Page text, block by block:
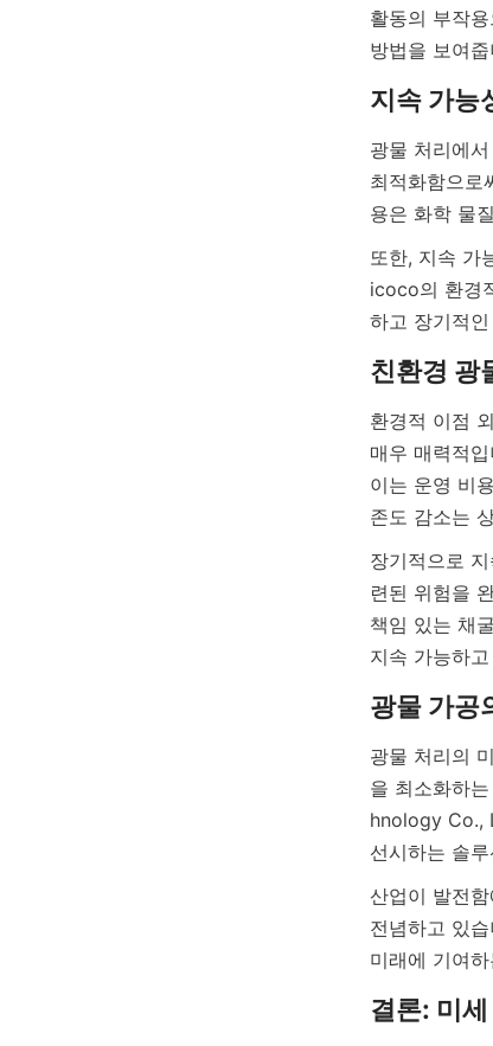
활동의 부작
방법을 보여줍
광물 처리에
최적화함으로
또한, 지속 가
icoco의 환경
환경적 이점
매우 매력적
이는 운영 비
장기적으로
련된 위험을
책임 있는 채
광물 처리의
을 최소화하
hnology Co.,
산업이 발전
전념하고 있